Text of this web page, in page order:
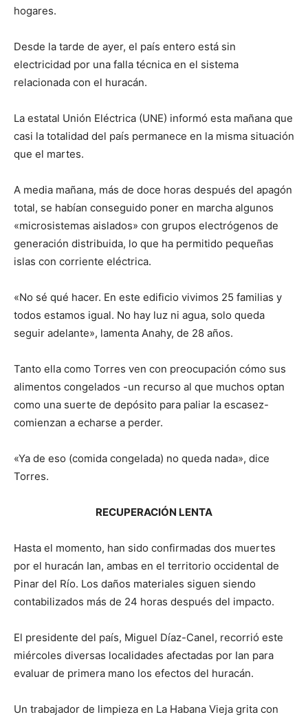
hogares.
Desde la tarde de ayer, el país entero está sin
electricidad por una falla técnica en el sistema
relacionada con el huracán.
La estatal Unión Eléctrica (UNE) informó esta mañana que
casi la totalidad del país permanece en la misma situación
que el martes.
A media mañana, más de doce horas después del apagón
total, se habían conseguido poner en marcha algunos
«microsistemas aislados» con grupos electrógenos de
generación distribuida, lo que ha permitido pequeñas
islas con corriente eléctrica.
«No sé qué hacer. En este edificio vivimos 25 familias y
todos estamos igual. No hay luz ni agua, solo queda
seguir adelante», lamenta Anahy, de 28 años.
Tanto ella como Torres ven con preocupación cómo sus
alimentos congelados -un recurso al que muchos optan
como una suerte de depósito para paliar la escasez-
comienzan a echarse a perder.
«Ya de eso (comida congelada) no queda nada», dice
Torres.
RECUPERACIÓN LENTA
Hasta el momento, han sido confirmadas dos muertes
por el huracán Ian, ambas en el territorio occidental de
Pinar del Río. Los daños materiales siguen siendo
contabilizados más de 24 horas después del impacto.
El presidente del país, Miguel Díaz-Canel, recorrió este
miércoles diversas localidades afectadas por Ian para
evaluar de primera mano los efectos del huracán.
Un trabajador de limpieza en La Habana Vieja grita con